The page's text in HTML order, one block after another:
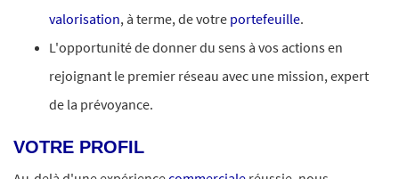
valorisation, à terme, de votre portefeuille.
L'opportunité de donner du sens à vos actions en
rejoignant le premier réseau avec une mission, expert
de la prévoyance.
VOTRE PROFIL